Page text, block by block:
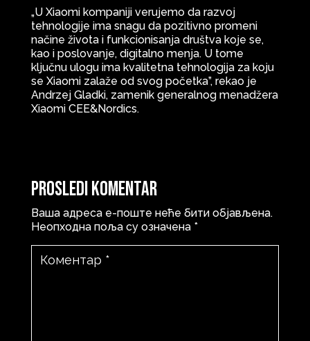
„U Xiaomi kompaniji verujemo da razvoj
tehnologije ima snagu da pozitivno promeni
načine života i funkcionisanja društva koje se,
kao i poslovanje, digitalno menja. U tome
ključnu ulogu ima kvalitetna tehnologija za koju
se Xiaomi zalaže od svog početka”, rekao je
Andrzej Gladki, zamenik generalnog menadžera
Xiaomi CEE&Nordics.
Prosledi komentar
Ваша адреса е-поште неће бити објављена.
Неопходна поља су означена *